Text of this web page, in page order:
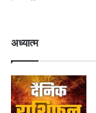
अध्यात्म